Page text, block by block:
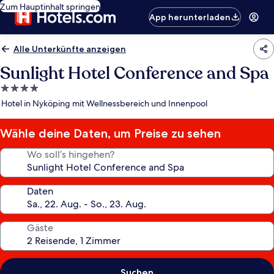
Zum Hauptinhalt springen
App herunterladen
Alle Unterkünfte anzeigen
Sunlight Hotel Conference and Spa
4.0-
Sterne-
Hotel in Nyköping mit Wellnessbereich und Innenpool
Wähle deine Daten, um Preise zu sehen
Wo soll’s hingehen?
Daten
Gäste